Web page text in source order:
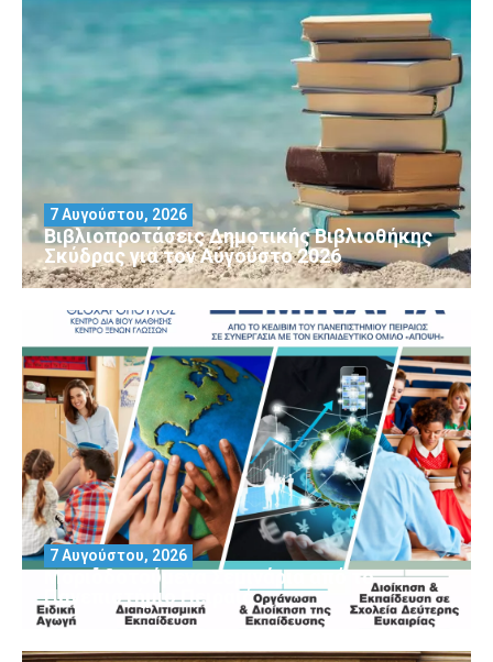
Βιβλιοπροτάσεις Δημοτικής Βιβλιοθήκης
Σκύδρας για τον Αύγούστο 2026
7 Αυγούστου, 2026
Μοριοδοτούμενα Σεμινάρια από το
Πανεπιστήμιο Πειραιά
7 Αυγούστου, 2026